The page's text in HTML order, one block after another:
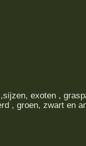
exoten ,
, groen, zwart en